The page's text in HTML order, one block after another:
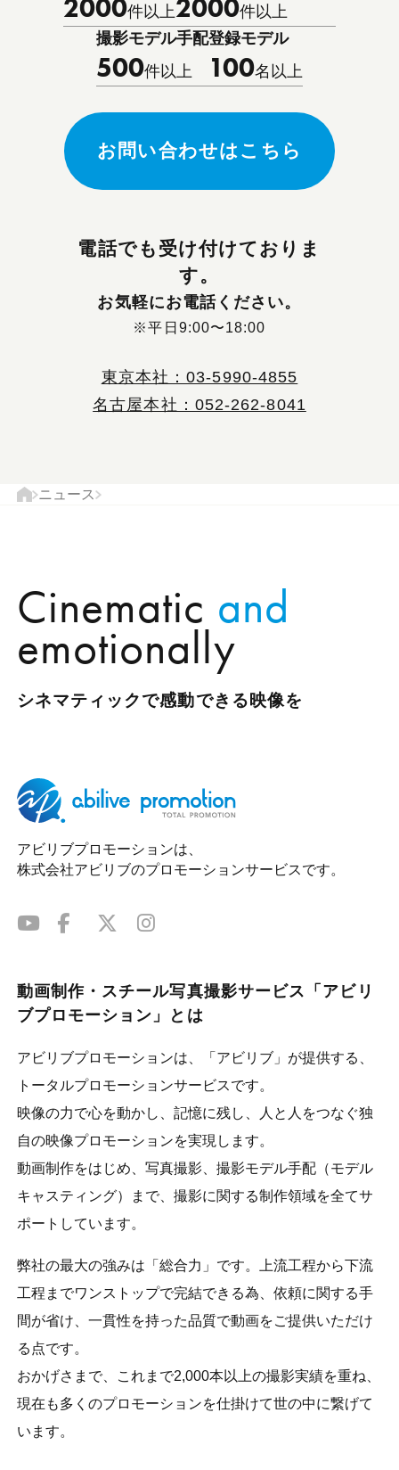
2000件以上2000件以上
撮影モデル手配
500件以上
登録モデル
100名以上
お問い合わせはこちら
電話でも受け付けておりま
す。
お気軽にお電話ください。
※平日9:00〜18:00
東京本社：03-5990-4855
名古屋本社：052-262-8041
ト
ニュース
Cinematic and
emotionally
シネマティックで感動できる映像を
アビリブプロモーションは、
株式会社アビリブのプロモーションサービスです。
動画制作・スチール写真撮影サービス「アビリ
ブプロモーション」とは
アビリブプロモーションは、「アビリブ」が提供する、
トータルプロモーションサービスです。
映像の力で心を動かし、記憶に残し、人と人をつなぐ独
自の映像プロモーションを実現します。
動画制作をはじめ、写真撮影、撮影モデル手配（モデル
キャスティング）まで、撮影に関する制作領域を全てサ
ポートしています。
弊社の最大の強みは「総合力」です。上流工程から下流
工程までワンストップで完結できる為、依頼に関する手
間が省け、一貫性を持った品質で動画をご提供いただけ
る点です。
おかげさまで、これまで2,000本以上の撮影実績を重ね、
現在も多くのプロモーションを仕掛けて世の中に繋げて
います。